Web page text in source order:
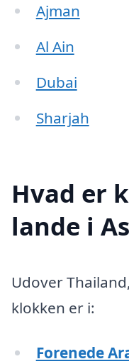
Ajman
Al Ain
Dubai
Sharjah
Hvad er
lande i
Udover
klokken er i:
Forenede